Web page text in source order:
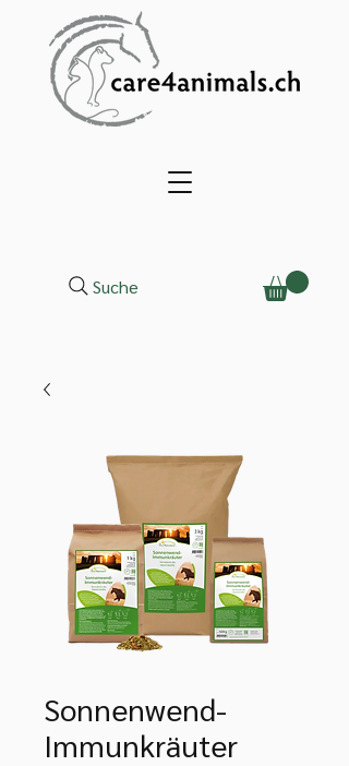
Suche
Sonnenwend-
Immunkräuter